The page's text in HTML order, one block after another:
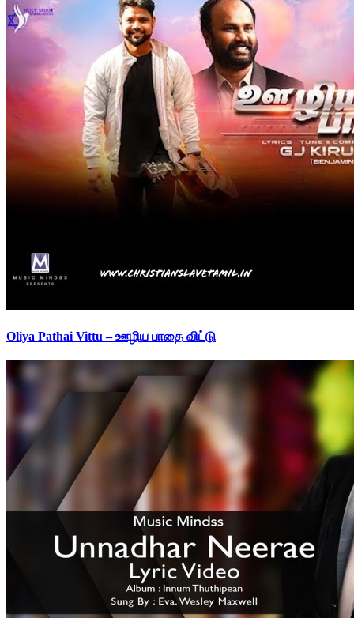
Oliya Pathai Vittu – ஊழிய பாதை விட்டு